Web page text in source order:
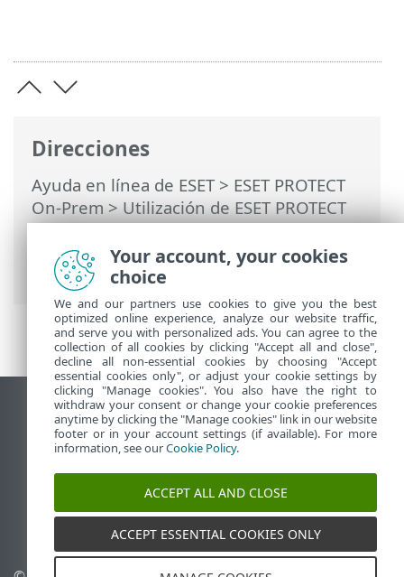
Direcciones
Ayuda en línea de ESET> ESET PROTECT
On-Prem>Utilización de ESET PROTECT
On-Prem>ESET PROTECT On-Prem Menú
principal
>Tareas>Tareas del cliente>
Cerrar sesión
Ver sitio para ordenador
End of Life
Base de conocimiento de ESET
Foro de ESET
ESET Status Portal
Soporte técnico regional
Your account, your cookies
choice
We and our partners use cookies to give you the best
optimized online experience, analyze our website traffic,
and serve you with personalized ads. You can agree to the
collection of all cookies by clicking "Accept all and close",
decline all non-essential cookies by choosing "Accept
essential cookies only", or adjust your cookie settings by
clicking "Manage cookies". You also have the right to
withdraw your consent or change your cookie preferences
anytime by clicking the "Manage cookies" link in our website
footer or in your account settings (if available). For more
information, see ourCookie Policy.
ACCEPT ALL AND CLOSE
ACCEPT ESSENTIAL COOKIES ONLY